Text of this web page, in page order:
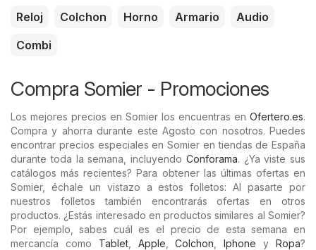
Reloj Colchon Horno Armario
Audio
Combi
Compra Somier - Promociones
Los mejores precios en Somier los encuentras en Ofertero.es.
Compra y ahorra durante este Agosto con nosotros. Puedes
encontrar precios especiales en Somier en tiendas de España
durante toda la semana, incluyendo Conforama. ¿Ya viste sus
catálogos más recientes? Para obtener las últimas ofertas en
Somier, échale un vistazo a estos folletos: Al pasarte por
nuestros folletos también encontrarás ofertas en otros
productos. ¿Estás interesado en productos similares al Somier?
Por ejemplo, sabes cuál es el precio de esta semana en
mercancía como Tablet, Apple ,Colchon ,Iphone yRopa?